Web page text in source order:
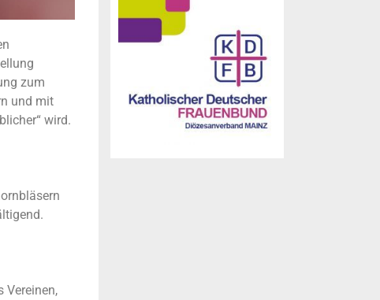
zum
und mit
wird.
Vereinen,